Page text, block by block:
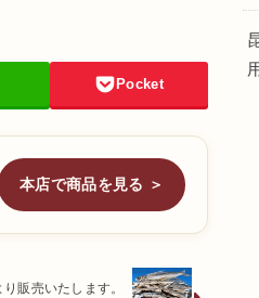
Pocket
本店で商品を見る ＞
販売いたします。